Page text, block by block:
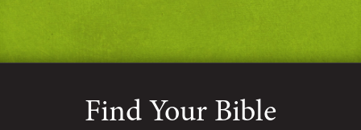
Find Your Bible